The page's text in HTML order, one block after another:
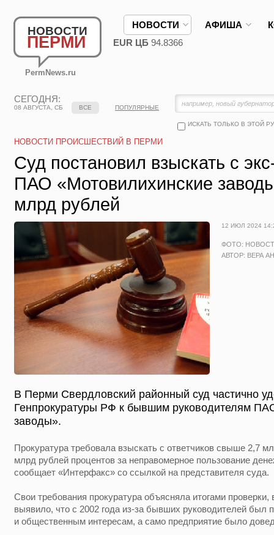
НОВОСТИ
ПЕРМИ
PermNews.ru
НОВОСТИ АФИША
EUR ЦБ 94.8366
СЕГОДНЯ:
08 АВГУСТА, СБ
ИСКАТЬ ТОЛЬКО В ЭТОЙ
ВСЕ ПОПУЛЯРНЫЕ
НОВОСТИ ПРОИСШЕСТВИЙ В ПЕРМИ
Суд постановил взыскать с
ПАО «Мотовилихинские
млрд рублей
12 ИЮЛ 2024
ФОТО:
АВТОР: ВЕРА
В Перми Свердловский районный суд частично
Генпрокуратуры РФ к бывшим руководителям
заводы».
Прокуратура требовала взыскать с ответчиков свыше 2,7
млрд рублей процентов за неправомерное пользование
сообщает «Интерфакс» со ссылкой на представителя суда.
Свои требования прокуратура объясняла итогами проверки,
выявило, что с 2002 года из-за бывших руководителей был
и общественным интересам, а само предприятие было